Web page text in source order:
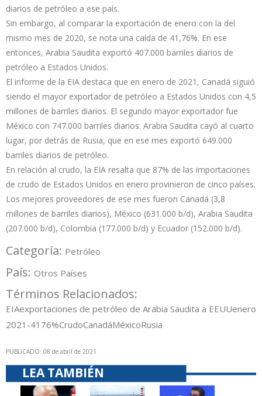
diarios de petróleo a ese país.
Sin embargo, al comparar la exportación de enero con la del
mismo mes de 2020, se nota una caída de 41,76%. En ese
entonces, Arabia Saudita exportó 407.000 barriles diarios de
petróleo a Estados Unidos.
El informe de la EIA destaca que en enero de 2021, Canadá siguió
siendo el mayor exportador de petróleo a Estados Unidos con 4,5
millones de barriles diarios. El segundo mayor exportador fue
México con 747.000 barriles diarios. Arabia Saudita cayó al cuarto
lugar, por detrás de Rusia, que en ese mes exportó 649.000
barriles diarios de petróleo.
En relación al crudo, la EIA resalta que 87% de las importaciones
de crudo de Estados Unidos en enero provinieron de cinco países.
Los mejores proveedores de ese mes fueron Canadá (3,8
millones de barriles diarios), México (631.000 b/d), Arabia Saudita
(207.000 b/d), Colombia (177.000 b/d) y Ecuador (152.000 b/d).
Categoría: Petróleo
País: Otros Países
Términos Relacionados:
EIAexportaciones de petróleo de Arabia Saudita a EEUUenero
2021 -41 76%CrudoCanadáMéxicoRusia
PUBLICADO: 08 de abril de 2021
LEA TAMBIÉN